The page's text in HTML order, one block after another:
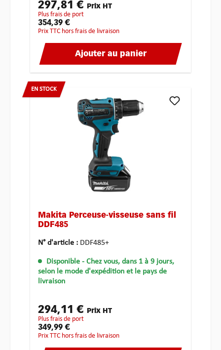
297,81 € Prix HT
plus frais de port
354,39 €
Prix TTC hors frais de livraison
Ajouter au panier
EN STOCK
Makita Perceuse-visseuse sans fil
DDF485
N° d'article : DDF485+
Disponible - Chez vous, dans 1 à 9 jours,
selon le mode d'expédition et le pays de
livraison
294,11 € Prix HT
plus frais de port
349,99 €
Prix TTC hors frais de livraison